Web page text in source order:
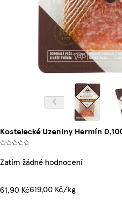
Kostelecké Uzeniny Hermín
Zatím žádné hodnocení
61,90 Kč619,00 Kč/kg